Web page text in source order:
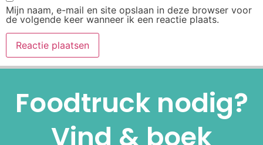
Mijn naam, e-mail en site opslaan in deze browser voor
de volgende keer wanneer ik een reactie plaats.
Foodtruck nodig?
Vind & boek